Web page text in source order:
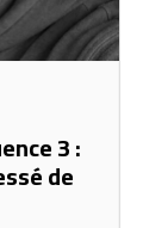
3 :
de